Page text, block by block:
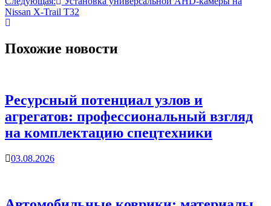
Nissan X-Trail T32
Похожие новости
Ресурсный потенциал узлов и
агрегатов: профессиональный взгляд
на комплектацию спецтехники
03.08.2026